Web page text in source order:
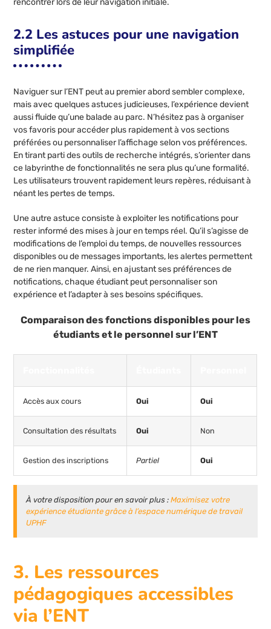
2.2 Les astuces pour une navigation
simplifiée
Naviguer sur l’ENT peut au premier abord sembler complexe,
mais avec quelques astuces judicieuses, l’expérience devient
aussi fluide qu’une balade au parc. N’hésitez pas à organiser
vos favoris pour accéder plus rapidement à vos sections
préférées ou personnaliser l’affichage selon vos préférences.
En tirant parti des outils de recherche intégrés, s’orienter dans
ce labyrinthe de fonctionnalités ne sera plus qu’une formalité.
Les utilisateurs trouvent rapidement leurs repères, réduisant à
néant les pertes de temps.
Une autre astuce consiste à exploiter les notifications pour
rester informé des mises à jour en temps réel. Qu’il s’agisse de
modifications de l’emploi du temps, de nouvelles ressources
disponibles ou de messages importants, les alertes permettent
de ne rien manquer. Ainsi, en ajustant ses préférences de
notifications, chaque étudiant peut personnaliser son
expérience et l’adapter à ses besoins spécifiques.
Comparaison des fonctions disponibles pour les
étudiants et le personnel sur l’ENT
Accès aux cours Oui Oui
Consultation des résultats Oui Non
Gestion des inscriptions Partiel Oui
À votre disposition pour en savoir plus :Maximisez votre
expérience étudiante grâce à l’espace numérique de travail
UPHF
3. Les ressources
pédagogiques accessibles
via l’ENT